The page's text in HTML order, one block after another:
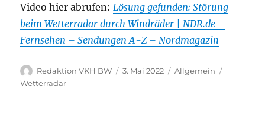
Video hier abrufen: Lösung gefunden: Störung
beim Wetterradar durch Windräder | NDR.de –
Fernsehen – Sendungen A-Z – Nordmagazin
Autor
Redaktion VKH BW
Veröffentlicht
3. Mai 2022 Kategorien
Allgemein
Wetterradar